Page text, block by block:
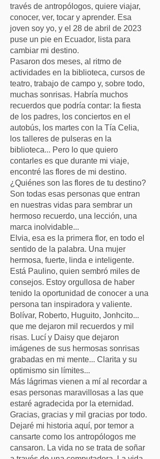
través de antropólogos, quiere viajar,
conocer, ver, tocar y aprender. Esa
joven soy yo, y el 28 de abril de 2023
puse un pie en Ecuador, lista para
cambiar mi destino.
Pasaron dos meses, al ritmo de
actividades en la biblioteca, cursos de
teatro, trabajo de campo y, sobre todo,
muchas sonrisas. Habría muchos
recuerdos que podría contar: la fiesta
de los padres, los conciertos en el
autobús, los martes con la Tía Celia,
los talleres de pulseras en la
biblioteca... Pero lo que quiero
contarles es que durante mi viaje,
encontré las flores de mi destino.
¿Quiénes son las flores de tu destino?
Son todas esas personas que entran
en nuestras vidas para sembrar un
hermoso recuerdo, una lección, una
marca inolvidable...
Elvia, esa es la primera flor, en todo el
sentido de la palabra. Una mujer
hermosa, fuerte, linda e inteligente.
Está Paulino, quien sembró miles de
consejos. Estoy orgullosa de haber
tenido la oportunidad de conocer a una
persona tan inspiradora y valiente.
Bolívar, Roberto, Huguito, Jonhcito...
que me dejaron mil recuerdos y mil
risas. Lucí y Daisy que dejaron
imágenes de sus hermosas sonrisas
grabadas en mi mente... Clarita y su
optimismo sin límites...
Más lágrimas vienen a mí al recordar a
esas personas maravillosas a las que
estaré agradecida por la eternidad.
Gracias, gracias y mil gracias por todo.
Dejaré mi historia aquí, por temor a
cansarte como los antropólogos me
cansaron. La vida no se trata de soñar